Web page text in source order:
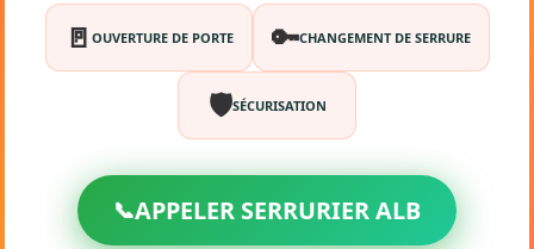
🚪 OUVERTURE DE PORTE 🔑CHANGEMENT DE SERRURE
🛡️SÉCURISATION
📞APPELER SERRURIER ALB